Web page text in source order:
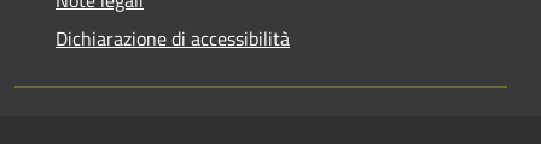
Dichiarazione di accessibilità